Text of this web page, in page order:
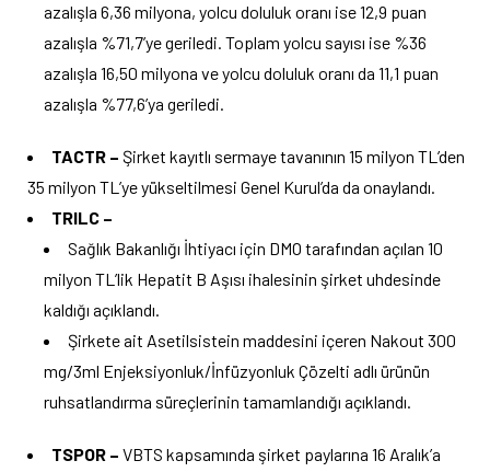
azalışla 6,36 milyona, yolcu doluluk oranı ise 12,9 puan
azalışla %71,7’ye geriledi. Toplam yolcu sayısı ise %36
azalışla 16,50 milyona ve yolcu doluluk oranı da 11,1 puan
azalışla %77,6’ya geriledi.
TACTR – Şirket kayıtlı sermaye tavanının 15 milyon TL’den
35 milyon TL’ye yükseltilmesi Genel Kurul’da da onaylandı.
TRILC –
Sağlık Bakanlığı İhtiyacı için DMO tarafından açılan 10
milyon TL’lik Hepatit B Aşısı ihalesinin şirket uhdesinde
kaldığı açıklandı.
Şirkete ait Asetilsistein maddesini içeren Nakout 300
mg/3ml Enjeksiyonluk/İnfüzyonluk Çözelti adlı ürünün
ruhsatlandırma süreçlerinin tamamlandığı açıklandı.
TSPOR – VBTS kapsamında şirket paylarına 16 Aralık’a